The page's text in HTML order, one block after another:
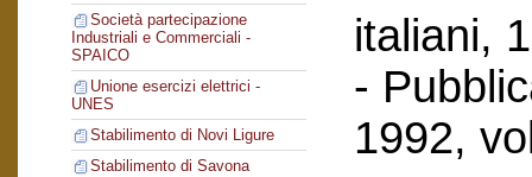
Società partecipazione
Industriali e Commerciali -
SPAICO
Unione esercizi elettrici -
UNES
Stabilimento di Novi Ligure
Stabilimento di Savona
italiani,
-
1992,